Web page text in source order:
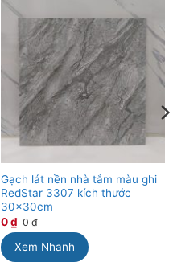
Gạch lát nền nhà tắm màu ghi
RedStar 3307 kích thước
30x30cm
0₫ 0₫
Xem Nhanh